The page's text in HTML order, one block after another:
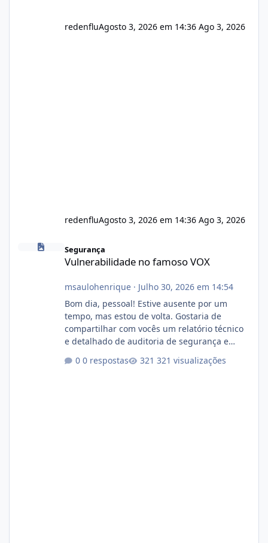
redenfluAgosto 3, 2026 em 14:36 Ago 3, 2026
redenfluAgosto 3, 2026 em 14:36 Ago 3, 2026
Vulnerabilidade no famoso VOX
Segurança
Vulnerabilidade no famoso VOX
msaulohenrique· Julho 30, 2026 em 14:54
Bom dia, pessoal! Estive ausente por um
tempo, mas estou de volta. Gostaria de
compartilhar com vocês um relatório técnico
e detalhado de auditoria de segurança e
atualmente em circulação e comercialização
0 respostas 321 visualizações